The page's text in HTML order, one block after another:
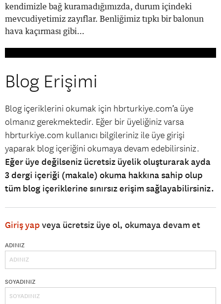
kendimizle bağ kuramadığımızda, durum içindeki
mevcudiyetimiz zayıflar. Benliğimiz tıpkı bir balonun
hava kaçırması gibi...
Blog Erişimi
Blog içeriklerini okumak için hbrturkiye.com’a üye
olmanız gerekmektedir. Eğer bir üyeliğiniz varsa
hbrturkiye.com kullanıcı bilgileriniz ile üye girişi
yaparak blog içeriğini okumaya devam edebilirsiniz.
Eğer üye değilseniz ücretsiz üyelik oluşturarak ayda
3 dergi içeriği (makale) okuma hakkına sahip olup
tüm blog içeriklerine sınırsız erişim sağlayabilirsiniz.
Giriş yap veya ücretsiz üye ol, okumaya devam et
ADINIZ
SOYADINIZ